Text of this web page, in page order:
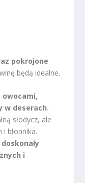
pokrojone
będą idealne.
owocami,
w deserach.
słodycz, ale
błonnika.
i